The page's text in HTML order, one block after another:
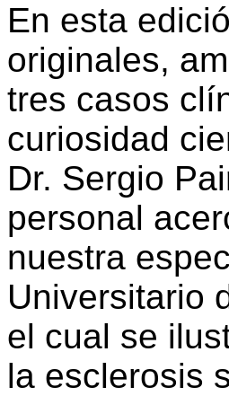
En esta
originales,
tres casos
curiosidad
Dr. Sergio
personal
nuestra
Universitario
el cual se
la esclerosis